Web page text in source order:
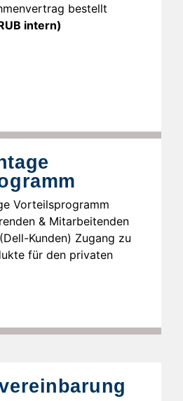
bestellt
intern)
Vorteilsprogramm
& Mitarbeitenden
Kunden) Zugang zu
für den privaten